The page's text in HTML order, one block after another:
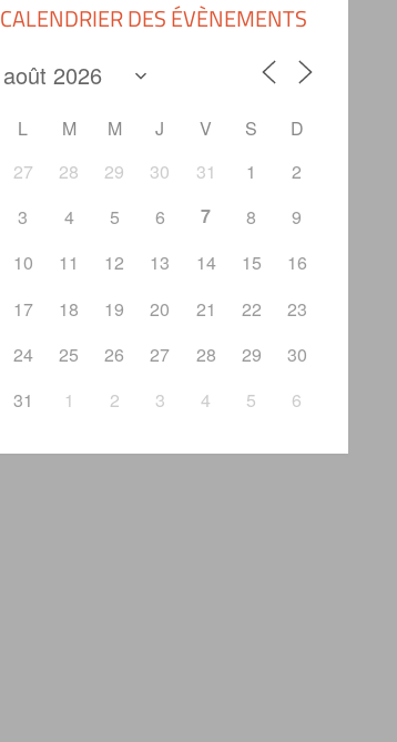
CALENDRIER DES ÉVÈNEMENTS
L M M J V S
D
27
28 29 30 31 1
2
3
4 5 6 7 8
9
10
11 12 13 14 15
16
17
18 19 20 21 22
23
24
25 26 27 28 29
30
31
1 2 3 4 5 6